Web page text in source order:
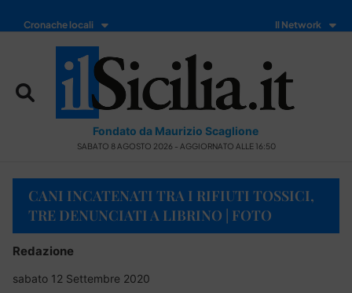
Cronache locali Il Network
Fondato da Maurizio Scaglione
SABATO 8 AGOSTO 2026 - AGGIORNATO ALLE 16:50
CANI INCATENATI TRA I RIFIUTI TOSSICI,
TRE DENUNCIATI A LIBRINO | FOTO
Redazione
sabato 12 Settembre 2020